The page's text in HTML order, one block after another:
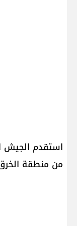
استقدم الجيش
من منطقة